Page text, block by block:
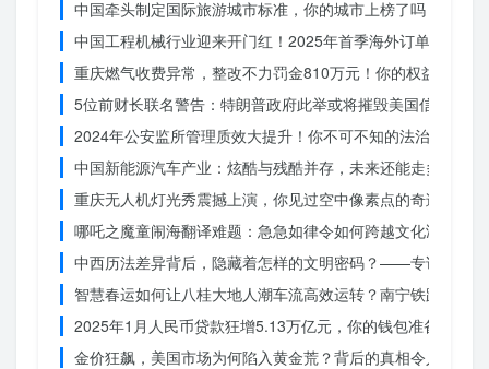
中国牵头制定国际旅游城市标准，你的城市上榜了吗？
中国工程机械行业迎来开门红！2025年首季海外订单激增，
重庆燃气收费异常，整改不力罚金810万元！你的权益被侵犯
5位前财长联名警告：特朗普政府此举或将摧毁美国信誉？
2024年公安监所管理质效大提升！你不可不知的法治文明新
中国新能源汽车产业：炫酷与残酷并存，未来还能走多远？
重庆无人机灯光秀震撼上演，你见过空中像素点的奇迹吗？
哪吒之魔童闹海翻译难题：急急如律令如何跨越文化鸿沟？
中西历法差异背后，隐藏着怎样的文明密码？——专访南京
智慧春运如何让八桂大地人潮车流高效运转？南宁铁路枢纽
2025年1月人民币贷款狂增5.13万亿元，你的钱包准备好了吗
金价狂飙，美国市场为何陷入黄金荒？背后的真相令人